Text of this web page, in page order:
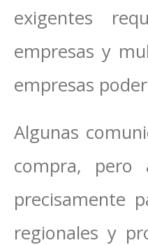
exigentes
empresas y
empresas
Algunas
compra, pero
precisamente
regionales y